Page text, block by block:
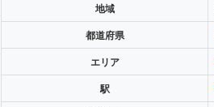
地域
都道府県
エリア
駅